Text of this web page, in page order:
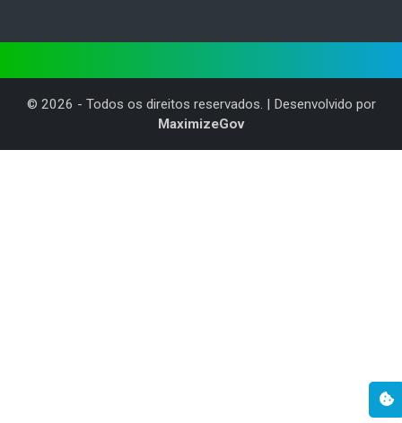
© 2026 - Todos os direitos reservados. | Desenvolvido por
MaximizeGov